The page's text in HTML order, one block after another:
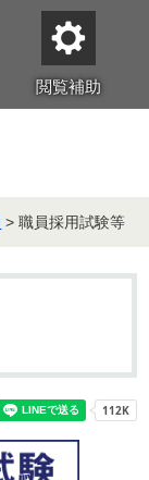
閲覧補助
> 職員採用試験等